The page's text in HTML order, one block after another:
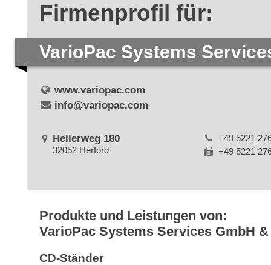
Firmenprofil für:
VarioPac Systems
www.variopac.com
info@variopac.com
Hellerweg 180
32052 Herford
+49 5221
+49 5221
Produkte und Leistungen von:
VarioPac Systems Services GmbH
CD-Ständer